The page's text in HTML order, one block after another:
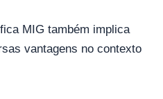
MIG também implica
vantagens no contexto